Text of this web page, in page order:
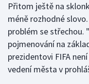
Ragby
Rychlobruslení
Rychlostní kanoistika
Přitom ještě na
méně rozhodné
problém se střechou.
pojmenování na
prezidentovi FIFA
vedení města v